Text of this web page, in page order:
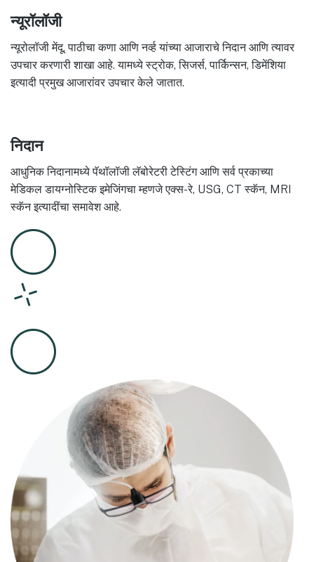
न्यूरॉलॉजी
न्यूरोलॉजी मेंदू, पाठीचा कणा आणि नर्व्ह यांच्या आजाराचे निदान आणि त्यावर
उपचार करणारी शाखा आहे. यामध्ये स्ट्रोक, सिजर्स, पार्किन्सन, डिमेंशिया
इत्यादी प्रमुख आजारांवर उपचार केले जातात.
निदान
आधुनिक निदानामध्ये पॅथॉलॉजी लॅबोरेटरी टेस्टिंग आणि सर्व प्रकाच्या
मेडिकल डायग्नोस्टिक इमेजिंगचा म्हणजे एक्स-रे, USG, CT स्कॅन, MRI
स्कॅन इत्यादींचा समावेश आहे.